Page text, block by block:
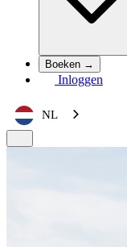
Boeken →
Inloggen
NL